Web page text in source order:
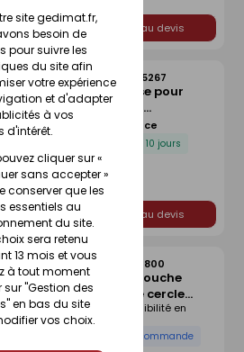
site gedimat.fr,
besoin de
pour suivre les
du site afin
votre expérience
et d'adapter
à vos
d'intérêt.
cliquer sur «
sans accepter »
conserver que les
essentiels au
du site.
sera retenu
13 mois et vous
à tout moment
sur "Gestion des
en bas du site
vos choix.
Ajouter au devis
x
Kit de réhausse pour
receveur avec
écoulement linéaire
FUNDO - 120 x 120 cm
Référence :30005267
Disponible sous 10 jours
TTC/Pièce
Ajouter au devis
Enregistrer
comme
liste
Receveur de douche
d'angle 1/4 de cercle
ARKITEKT en grès blanc -
90x90cm
Référence : 30214800
Disponible sur commande
Voir prix et disponibilité en
magasin
Enregistrer
comme